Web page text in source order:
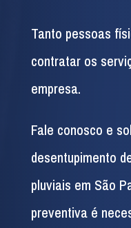
Tanto pessoas
contratar os
empresa.
Fale conosco e
desentupimento
pluviais em São
preventiva é